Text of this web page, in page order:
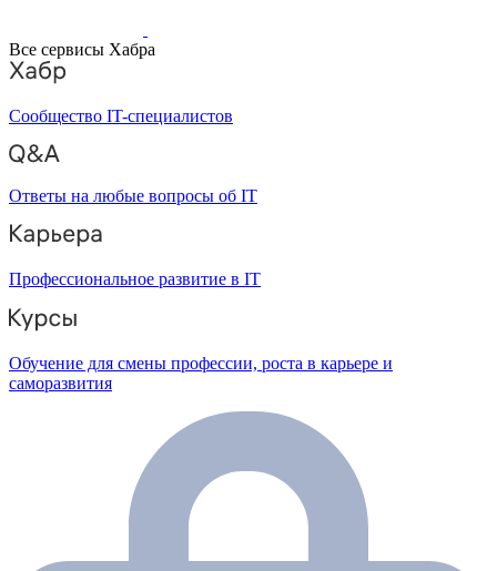
Все сервисы Хабра
Сообщество IT-специалистов
Ответы на любые вопросы об IT
Профессиональное развитие в IT
Обучение для смены профессии, роста в карьере и
саморазвития